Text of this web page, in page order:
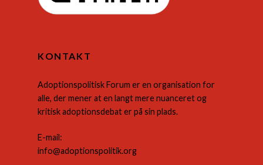
KONTAKT
Adoptionspolitisk Forum er en organisation for
alle, der mener at en langt mere nuanceret og
kritisk adoptionsdebat er på sin plads.
E-mail:
info@adoptionspolitik.org